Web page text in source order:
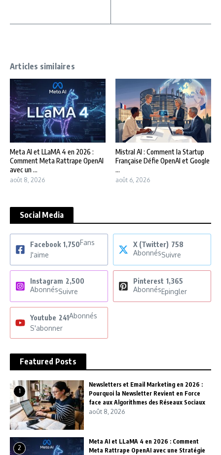
Articles similaires
Meta AI et LLaMA 4 en 2026 :
Comment Meta Rattrape OpenAI
avec un ...
août 8, 2026
Mistral AI : Comment la Startup
Française Défie OpenAI et Google
...
août 6, 2026
Social Media
Facebook 1,750Fans
J'aime
X (Twitter) 758
AbonnésSuivre
Instagram 2,500
AbonnésSuivre
Pinterest 1,365
AbonnésEpingler
Youtube 241Abonnés
S'abonner
Featured Posts
1
Newsletters et Email Marketing en 2026 :
Pourquoi la Newsletter Revient en Force
face aux Algorithmes des Réseaux Sociaux
août 8, 2026
2
Meta AI et LLaMA 4 en 2026 : Comment
Meta Rattrape OpenAI avec une Stratégie